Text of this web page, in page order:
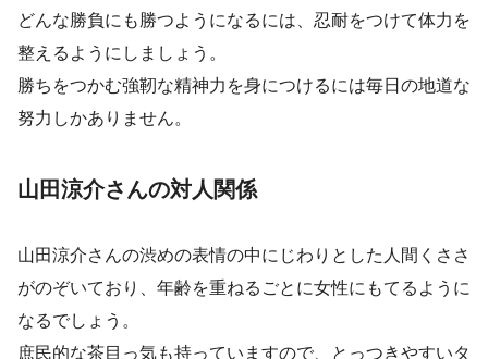
どんな勝負にも勝つようになるには、忍耐をつけて体力を
整えるようにしましょう。
勝ちをつかむ強靭な精神力を身につけるには毎日の地道な
努力しかありません。
山田涼介さんの対人関係
山田涼介さんの渋めの表情の中にじわりとした人間くささ
がのぞいており、年齢を重ねるごとに女性にもてるように
なるでしょう。
庶民的な茶目っ気も持っていますので、とっつきやすいタ